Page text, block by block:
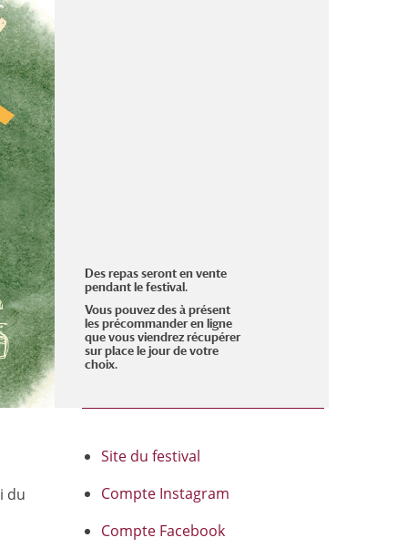
Des repas seront en vente
pendant le festival.
Vous pouvez des à présent
les précommander en ligne
que vous viendrez récupérer
sur place le jour de votre
choix.
du
Site du festival
Compte Instagram
Compte Facebook